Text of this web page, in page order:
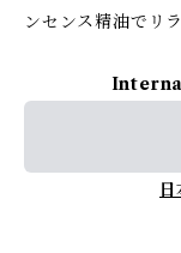
ンセンス精油でリ